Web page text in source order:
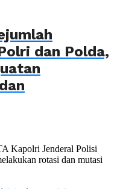
dan Polda,
Kapolri Jenderal Polisi
rotasi dan mutasi